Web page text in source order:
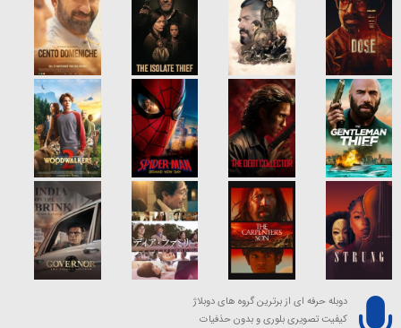
دوبله حرفه ای از برترین گروه های دوبلاژ
کیفیت تصویری بلوری و بدون حذفیات